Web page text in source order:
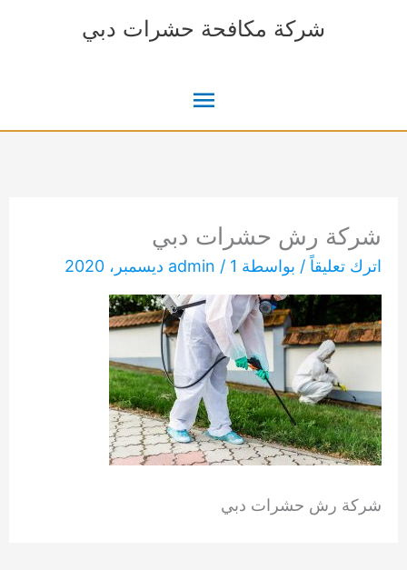
شركة مكافحة حشرات دبي
القائمة
شركة رش حشرات دبي
اترك تعليقاً / بواسطة admin / 1 ديسمبر، 2020
شركة رش حشرات دبي